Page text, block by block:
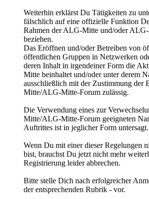
Weiterhin erklärst Du Tätigkeiten zu
fälschlich auf eine offizielle Funktion
Rahmen der ALG-Mitte und/oder
beziehen.
Das Eröffnen und/oder Betreiben von
öffentlichen Gruppen in Netzwerken
deren Inhalt in irgendeiner Form die
Mitte beinhaltet und/oder unter derem
ausschließlich mit der Zustimmung der
Mitte/ALG-Mitte-Forum zulässig.
Die Verwendung eines zur
Mitte/ALG-Mitte-Forum geeigneten
Auftrittes ist in jeglicher Form untersagt.
Wenn Du mit einer dieser Regelungen
bist, brauchst Du jetzt nicht mehr
Registrierung leider abbrechen.
Bitte stelle Dich nach erfolgreicher
der entsprechenden Rubrik - vor.